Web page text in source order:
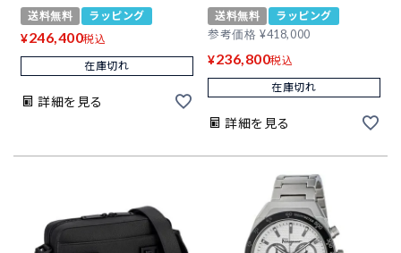
送料無料 ラッピング
¥246,400税込
在庫切れ
詳細を見る
送料無料
ラッピング
参考価格 ¥418,000
¥236,800税込
在庫切れ
詳細を見る